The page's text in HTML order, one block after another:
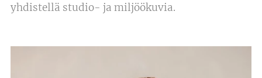
yhdistellä studio- ja miljöökuvia.